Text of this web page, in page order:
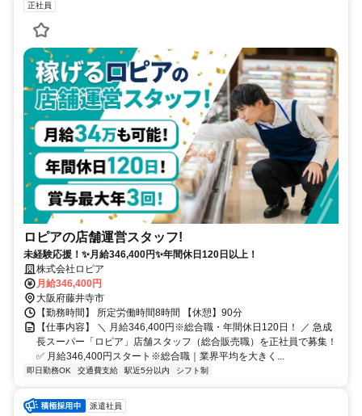
正社員
ロピアの店舗運営スタッフ!
未経験応援！✨月給346,400円✨年間休日120日以上！
株式会社ロピア
月給346,400円
大阪府藤井寺市
【勤務時間】 所定労働時間8時間 【休憩】90分
【仕事内容】 ＼ 月給346,400円※総合職・年間休日120日！ ／ 急成
長スーパー「ロピア」店舗スタッフ（総合販売職）を正社員で募集！
✅ 月給346,400円スタート※総合職｜業界平均を大きく...
即日勤務OK 交通費支給 駅近5分以内 シフト制
派遣社員